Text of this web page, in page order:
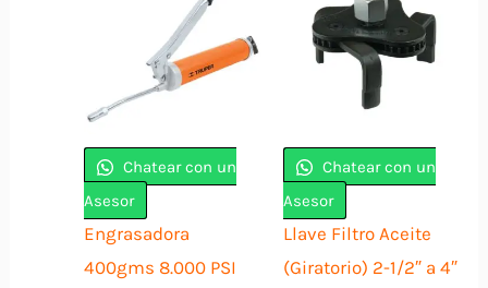
Chatear con un
Asesor
Engrasadora
400gms 8.000 PSI
Chatear con un
Asesor
Llave Filtro Aceite
(Giratorio) 2-1/2″ a 4″